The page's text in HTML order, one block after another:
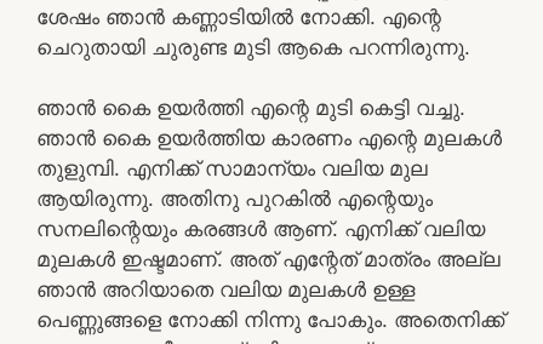
ശേഷം ഞാന്‍ കണ്ണാടിയില്‍ നോക്കി. എന്റെ
ചെറുതായി ചുരുണ്ട മുടി ആകെ പറന്നിരുന്നു.
ഞാന്‍ കൈ ഉയര്‍ത്തി എന്റെ മുടി കെട്ടി വച്ചു.
ഞാന്‍ കൈ ഉയര്‍ത്തിയ കാരണം എന്റെ മുലകള്‍
തുളുമ്പി. എനിക്ക് സാമാന്യം വലിയ മുല
ആയിരുന്നു. അതിനു പുറകില്‍ എന്റെയും
സനലിന്റെയും കരങ്ങള്‍ ആണ്. എനിക്ക് വലിയ
മുലകള്‍ ഇഷ്ടമാണ്. അത് എന്റേത് മാത്രം അല്ല
ഞാന്‍ അറിയാതെ വലിയ മുലകള്‍ ഉള്ള
പെണ്ണുങ്ങളെ നോക്കി നിന്നു പോകും. അതെനിക്ക്